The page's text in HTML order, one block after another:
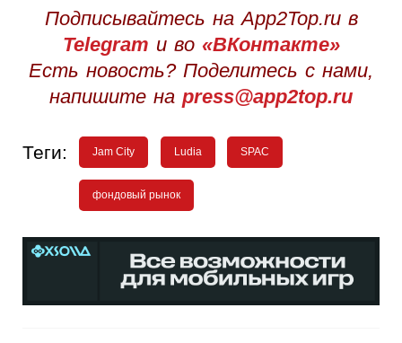
Подписывайтесь на App2Top.ru в
Telegram и во «ВКонтакте»
Есть новость? Поделитесь с нами,
напишите на press@app2top.ru
Теги: Jam City Ludia SPAC
фондовый рынок